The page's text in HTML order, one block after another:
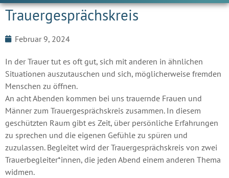
Trauergesprächskreis
Februar 9, 2024
In der Trauer tut es oft gut, sich mit anderen in ähnlichen
Situationen auszutauschen und sich, möglicherweise fremden
Menschen zu öffnen.
An acht Abenden kommen bei uns trauernde Frauen und
Männer zum Trauergesprächskreis zusammen. In diesem
geschützten Raum gibt es Zeit, über persönliche Erfahrungen
zu sprechen und die eigenen Gefühle zu spüren und
zuzulassen. Begleitet wird der Trauergesprächskreis von zwei
Trauerbegleiter*innen, die jeden Abend einem anderen Thema
widmen.